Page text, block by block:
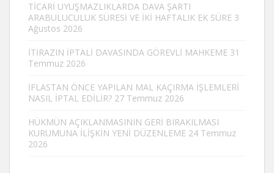
TİCARİ UYUŞMAZLIKLARDA DAVA ŞARTI
ARABULUCULUK SÜRESİ VE İKİ HAFTALIK EK SÜRE 3
Ağustos 2026
İTİRAZIN İPTALİ DAVASINDA GÖREVLİ MAHKEME 31
Temmuz 2026
İFLASTAN ÖNCE YAPILAN MAL KAÇIRMA İŞLEMLERİ
NASIL İPTAL EDİLİR? 27 Temmuz 2026
HÜKMÜN AÇIKLANMASININ GERİ BIRAKILMASI
KURUMUNA İLİŞKİN YENİ DÜZENLEME 24 Temmuz
2026